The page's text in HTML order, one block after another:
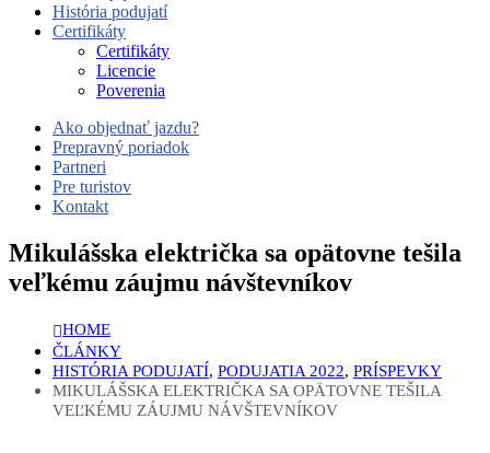
História podujatí
Certifikáty
Certifikáty
Licencie
Poverenia
Ako objednať jazdu?
Prepravný poriadok
Partneri
Pre turistov
Kontakt
Mikulášska električka sa opätovne tešila
veľkému záujmu návštevníkov
HOME
ČLÁNKY
HISTÓRIA PODUJATÍ, PODUJATIA 2022, PRÍSPEVKY
MIKULÁŠSKA ELEKTRIČKA SA OPÄTOVNE TEŠILA
VEĽKÉMU ZÁUJMU NÁVŠTEVNÍKOV